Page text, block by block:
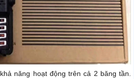
năng hoạt động trên cả 2 băng tần.